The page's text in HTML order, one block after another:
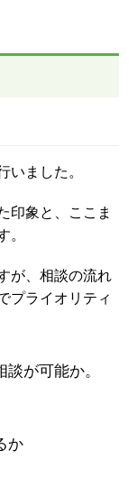
いました。
印象と、ここま
。
が、 相談の流れ
プライオリティ
が可能か。
か